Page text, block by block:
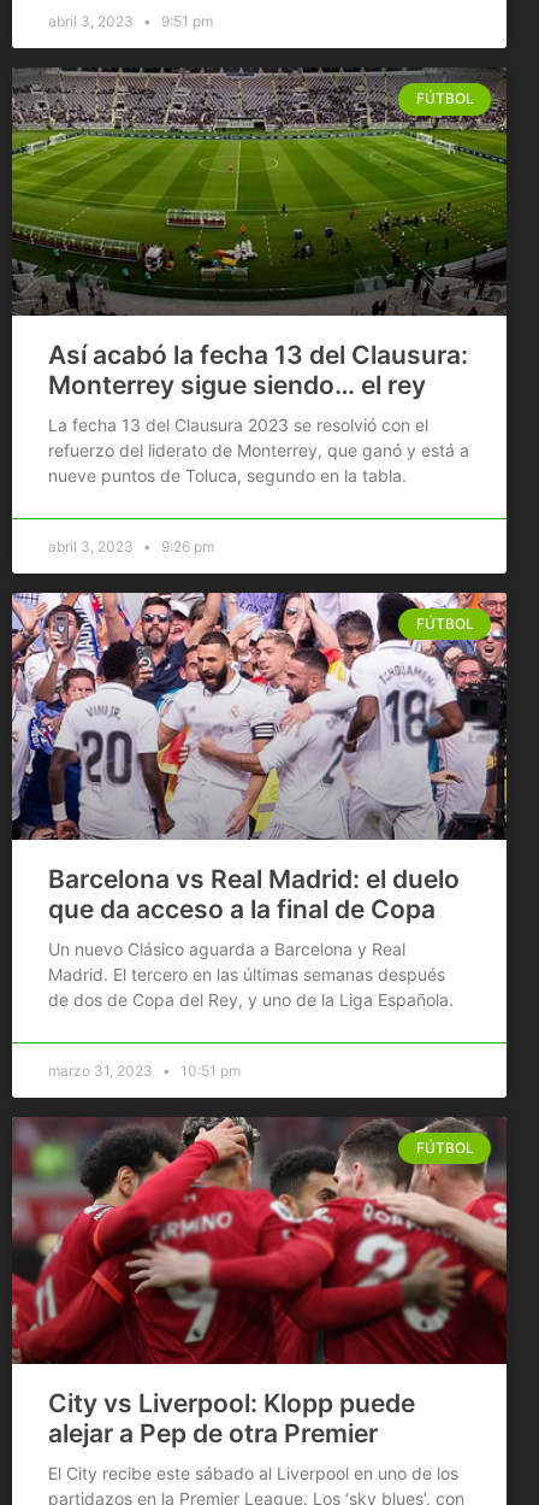
abril 3, 2023 9:51 pm
FÚTBOL
Así acabó la fecha 13 del Clausura:
Monterrey sigue siendo… el rey
La fecha 13 del Clausura 2023 se resolvió con el
refuerzo del liderato de Monterrey, que ganó y está a
nueve puntos de Toluca, segundo en la tabla.
abril 3, 2023 9:26 pm
FÚTBOL
Barcelona vs Real Madrid: el duelo
que da acceso a la final de Copa
Un nuevo Clásico aguarda a Barcelona y Real
Madrid. El tercero en las últimas semanas después
de dos de Copa del Rey, y uno de la Liga Española.
marzo 31, 2023 10:51 pm
FÚTBOL
City vs Liverpool: Klopp puede
alejar a Pep de otra Premier
El City recibe este sábado al Liverpool en uno de los
partidazos en la Premier League. Los ‘sky blues’, con